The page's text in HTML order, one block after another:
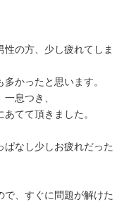
性の方、少し疲れてしま
かったと思います。
息つき、
てて頂きました。
なし少しお疲れだった
、すぐに問題が解けた